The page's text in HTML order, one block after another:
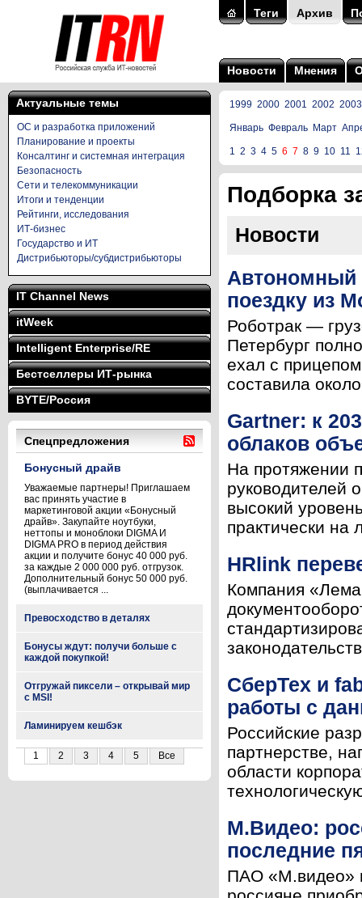
Теги Архив
Новости Мнения
Актуальные темы
ОС и разработка приложений
Планирование и проекты
Консалтинг и системная интеграция
Безопасность
Сети и телекоммуникации
Итоги и тенденции
Рейтинги, исследования
ИТ-бизнес
Государство и ИТ
Дистрибьюторы/субдистрибьюторы
IT Channel News
itWeek
Intelligent Enterprise/RE
Бестселлеры ИТ-рынка
BYTE/Россия
Спецпредложения
Бонусный драйв
Уважаемые партнеры! Приглашаем
вас принять участие в
маркетинговой акции «Бонусный
драйв». Закупайте ноутбуки,
неттопы и моноблоки DIGMA И
DIGMA PRO в период действия
акции и получите бонус 40 000 руб.
за каждые 2 000 000 руб. отгрузок.
Дополнительный бонус 50 000 руб.
(выплачивается ...
Превосходство в деталях
Бонусы ждут: получи больше с
каждой покупкой!
Отгружай пиксели – открывай мир
с MSI!
Ламинируем кешбэк
1 2 3 4 5 Все
1999 2000 2001 2002 2003
Январь Февраль Март
1 2 3 4 5 6 7 8 9 10 11
Подборка
Новости
Автономный
поездку из
Роботрак —
Петербург
ехал с
составила
Gartner: к
облаков
На протяжении
руководителей
высокий
практически
HRlink
Компания
СберТех и
работы с
Российские
партнерстве,
области
М.Видео:
последние
ПАО «М.видео»